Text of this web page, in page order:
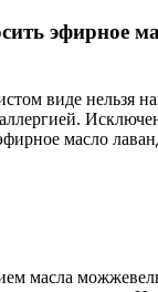
эфирное
виде нельзя
масло
масла